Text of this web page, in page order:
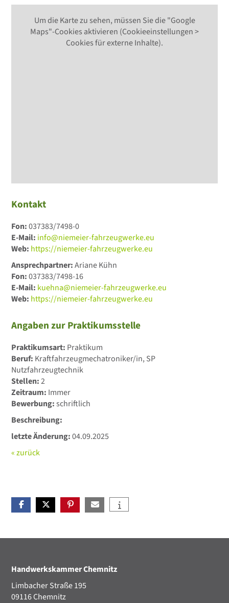
Um die Karte zu sehen, müssen Sie die "Google
Maps"-Cookies aktivieren (Cookieeinstellungen >
Cookies für externe Inhalte).
Kontakt
Fon:037383/7498-0
E-Mail: info@niemeier-fahrzeugwerke.eu
Web: https://niemeier-fahrzeugwerke.eu
Ansprechpartner:Ariane Kühn
Fon:037383/7498-16
E-Mail: kuehna@niemeier-fahrzeugwerke.eu
Web: https://niemeier-fahrzeugwerke.eu
Angaben zur Praktikumsstelle
Praktikumsart: Praktikum
Beruf: Kraftfahrzeugmechatroniker/in, SP
Nutzfahrzeugtechnik
Stellen:2
Zeitraum: Immer
Bewerbung:schriftlich
Beschreibung:
letzte Änderung:04.09.2025
« zurück
Handwerkskammer Chemnitz
Limbacher Straße 195
09116 Chemnitz